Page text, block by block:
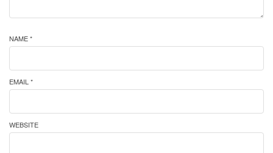
NAME *
EMAIL *
WEBSITE